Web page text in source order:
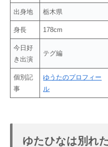
出身地 栃木県
身長 178cm
今日好
き出演
テグ編
個別記
事
ゆうたのプロフィー
ル
ゆたひなは別れ